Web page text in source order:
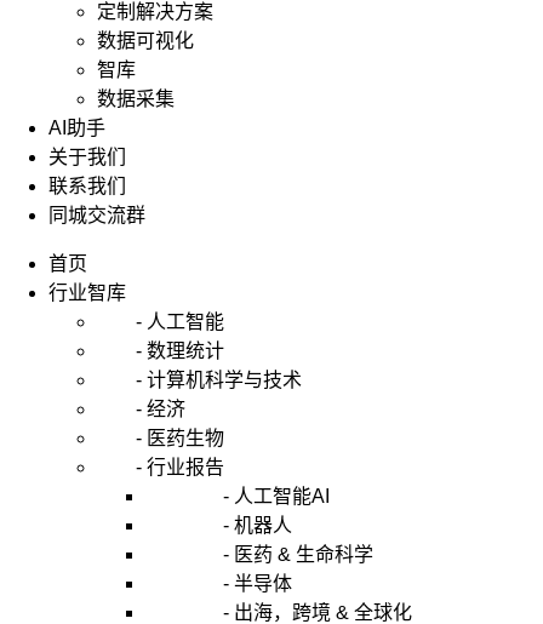
定制解决方案
数据可视化
智库
数据采集
AI助手
关于我们
联系我们
同城交流群
首页
行业智库
- 人工智能
- 数理统计
- 计算机科学与技术
- 经济
- 医药生物
- 行业报告
- 人工智能AI
- 机器人
- 医药 & 生命科学
- 半导体
- 出海，跨境 & 全球化